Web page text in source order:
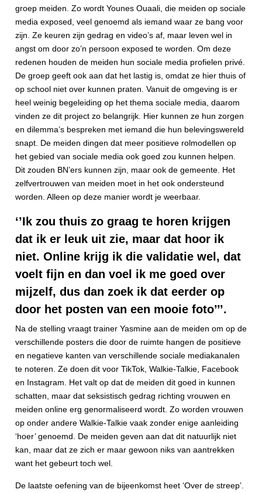
groep meiden. Zo wordt Younes Ouaali, die meiden op sociale
media exposed, veel genoemd als iemand waar ze bang voor
zijn. Ze keuren zijn gedrag en video’s af, maar leven wel in
angst om door zo’n persoon exposed te worden. Om deze
redenen houden de meiden hun sociale media profielen privé.
De groep geeft ook aan dat het lastig is, omdat ze hier thuis of
op school niet over kunnen praten. Vanuit de omgeving is er
heel weinig begeleiding op het thema sociale media, daarom
vinden ze dit project zo belangrijk. Hier kunnen ze hun zorgen
en dilemma’s bespreken met iemand die hun belevingswereld
snapt. De meiden dingen dat meer positieve rolmodellen op
het gebied van sociale media ook goed zou kunnen helpen.
Dit zouden BN’ers kunnen zijn, maar ook de gemeente. Het
zelfvertrouwen van meiden moet in het ook ondersteund
worden. Alleen op deze manier wordt je weerbaar.
‘’Ik zou thuis zo graag te horen krijgen
dat ik er leuk uit zie, maar dat hoor ik
niet. Online krijg ik die validatie wel, dat
voelt fijn en dan voel ik me goed over
mijzelf, dus dan zoek ik dat eerder op
door het posten van een mooie foto’’’.
Na de stelling vraagt trainer Yasmine aan de meiden om op de
verschillende posters die door de ruimte hangen de positieve
en negatieve kanten van verschillende sociale mediakanalen
te noteren. Ze doen dit voor TikTok, Walkie-Talkie, Facebook
en Instagram. Het valt op dat de meiden dit goed in kunnen
schatten, maar dat seksistisch gedrag richting vrouwen en
meiden online erg genormaliseerd wordt. Zo worden vrouwen
op onder andere Walkie-Talkie vaak zonder enige aanleiding
‘hoer’ genoemd. De meiden geven aan dat dit natuurlijk niet
kan, maar dat ze zich er maar gewoon niks van aantrekken
want het gebeurt toch wel.
De laatste oefening van de bijeenkomst heet ‘Over de streep’.